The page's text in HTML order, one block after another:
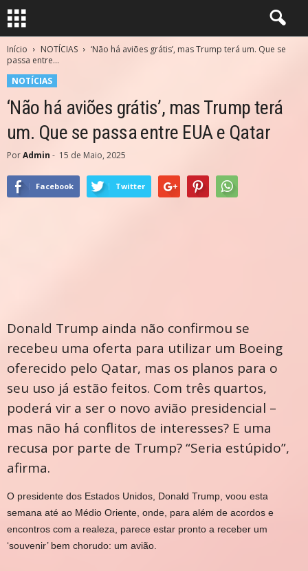
Início NOTÍCIAS
‘Não há aviões grátis’, mas Trump terá um. Que se
passa entre...
NOTÍCIAS
‘Não há aviões grátis’, mas Trump terá
um. Que se passa entre EUA e Qatar
PorAdmin - 15 de Maio, 2025
Facebook Twitter
Donald Trump ainda não confirmou se
recebeu uma oferta para utilizar um Boeing
oferecido pelo Qatar, mas os planos para o
seu uso já estão feitos. Com três quartos,
poderá vir a ser o novo avião presidencial –
mas não há conflitos de interesses? E uma
recusa por parte de Trump? “Seria estúpido”,
afirma.
O presidente dos Estados Unidos, Donald Trump, voou esta
semana até ao Médio Oriente, onde, para além de acordos e
encontros com a realeza, parece estar pronto a receber um
‘souvenir’ bem chorudo: um avião.